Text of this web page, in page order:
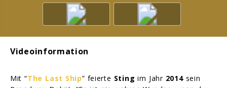
Videoinformation
Mit “The Last Ship” feierte Sting im Jahr 2014sein